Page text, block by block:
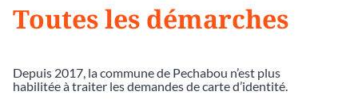
Toutes les démarches
Depuis 2017, la commune de Pechabou n’est plus
habilitée à traiter les demandes de carte d’identité.